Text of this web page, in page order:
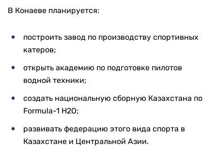
В Конаеве планируется:
построить завод по производству спортивных
катеров;
открыть академию по подготовке пилотов
водной техники;
создать национальную сборную Казахстана по
Formula-1 H2O;
развивать федерацию этого вида спорта в
Казахстане и Центральной Азии.